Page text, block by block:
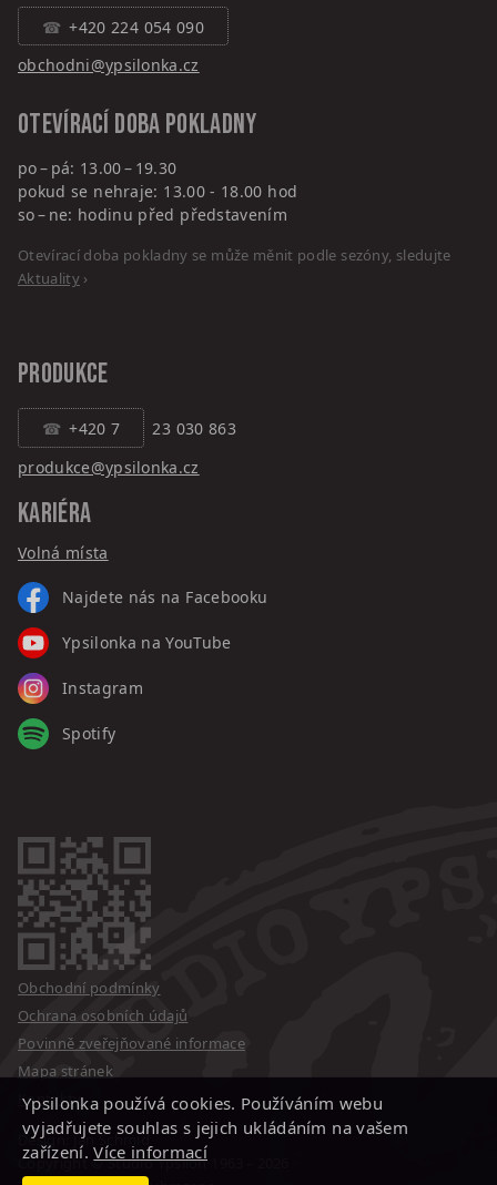
+420 224 054 090
obchodni@ypsilonka.cz
Otevírací doba pokladny
po – pá: 13.00 – 19.30
pokud se nehraje: 13.00 - 18.00 hod
so – ne: hodinu před představením
Otevírací doba pokladny se může měnit podle sezóny, sledujte
Aktuality›
PRODUKCE
+420 7
23 030 863
produkce@ypsilonka.cz
KARIÉRA
Volná místa
Najdete nás na Facebooku
Ypsilonka na YouTube
Instagram
Spotify
Obchodní podmínky
Ochrana osobních údajů
Povinně zveřejňované informace
Mapa stránek
Kontakty
Design: Jan Schmid
Copyright © Studio Ypsilon
Ypsilonka používá cookies. Používáním webu
vyjadřujete souhlas s jejich ukládáním na vašem
zařízení.Více informací